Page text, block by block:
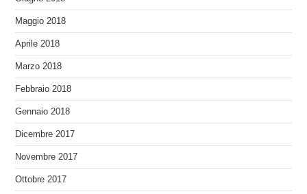
Maggio 2018
Aprile 2018
Marzo 2018
Febbraio 2018
Gennaio 2018
Dicembre 2017
Novembre 2017
Ottobre 2017